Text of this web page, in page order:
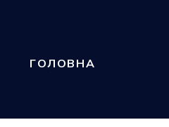
ГОЛОВНА